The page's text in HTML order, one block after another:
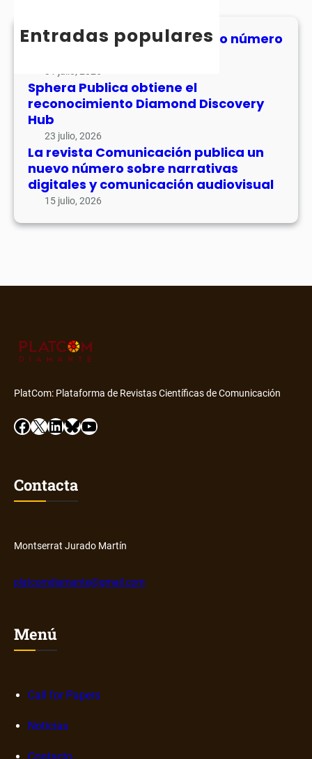
h
Entradas populares
MHJournal publica el segundo número
Sphera Publica obtiene el
reconocimiento Diamond Discovery
Hub
23 julio, 2026
La revista Comunicación publica un
nuevo número sobre narrativas
digitales y comunicación audiovisual
15 julio, 2026
PlatCom: Plataforma de Revistas Científicas de Comunicación
Facebook X LinkedIn Bluesky YouTube
Contacta
Montserrat Jurado Martín
platcomdiamante@gmail.com
Menú
Call for Papers
Noticias